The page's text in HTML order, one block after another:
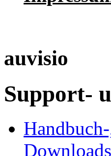
auvisio
Support-
Downloads